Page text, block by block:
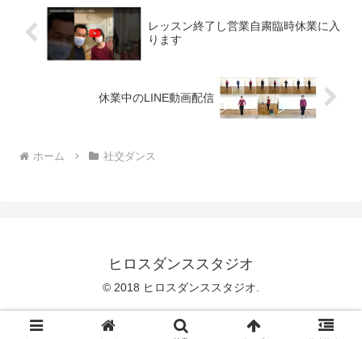
レッスン終了し営業自粛臨時休業に入
ります
休業中のLINE動画配信
ホーム 社交ダンス
ヒロスダンススタジオ
© 2018 ヒロスダンススタジオ.